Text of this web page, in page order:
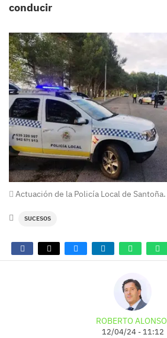
conducir
Actuación de la Policía Local de Santoña.
SUCESOS
ROBERTO ALONSO
12/04/24 - 11:12